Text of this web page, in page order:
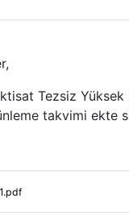
Tezsiz Yüksek
takvimi ekte